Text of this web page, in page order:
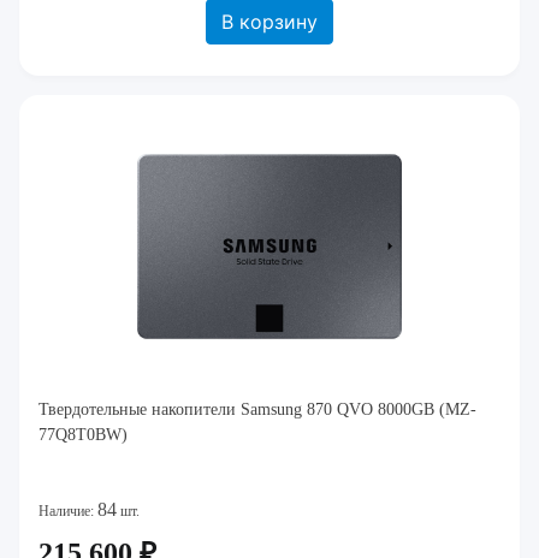
В корзину
Твердотельные накопители Samsung 870 QVO 8000GB (MZ-
77Q8T0BW)
Наличие: 84 шт.